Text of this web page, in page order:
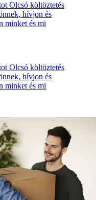
Olcsó költöztetés
hívjon és
minket és mi
Olcsó költöztetés
hívjon és
minket és mi